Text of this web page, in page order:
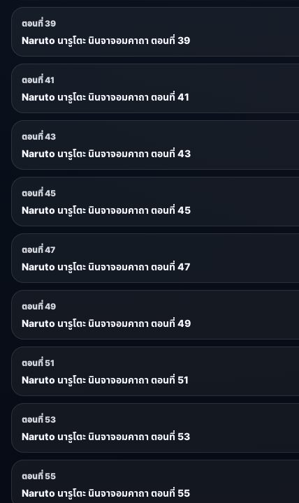
ตอนที่ 39
Naruto นารูโตะ นินจาจอมคาถา ตอนที่ 39
ตอนที่ 41
Naruto นารูโตะ นินจาจอมคาถา ตอนที่ 41
ตอนที่ 43
Naruto นารูโตะ นินจาจอมคาถา ตอนที่ 43
ตอนที่ 45
Naruto นารูโตะ นินจาจอมคาถา ตอนที่ 45
ตอนที่ 47
Naruto นารูโตะ นินจาจอมคาถา ตอนที่ 47
ตอนที่ 49
Naruto นารูโตะ นินจาจอมคาถา ตอนที่ 49
ตอนที่ 51
Naruto นารูโตะ นินจาจอมคาถา ตอนที่ 51
ตอนที่ 53
Naruto นารูโตะ นินจาจอมคาถา ตอนที่ 53
ตอนที่ 55
Naruto นารูโตะ นินจาจอมคาถา ตอนที่ 55